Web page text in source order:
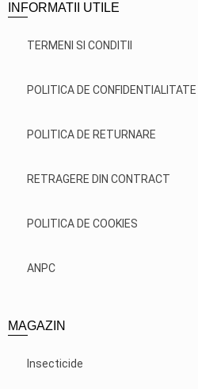
INFORMATII UTILE
TERMENI SI CONDITII
POLITICA DE CONFIDENTIALITATE
POLITICA DE RETURNARE
RETRAGERE DIN CONTRACT
POLITICA DE COOKIES
ANPC
MAGAZIN
Insecticide